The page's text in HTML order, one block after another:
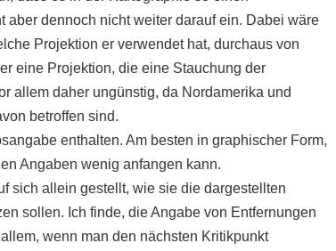
dennoch nicht weiter darauf ein. Dabei wäre
Projektion er verwendet hat, durchaus von
eine Projektion, die eine Stauchung der
allem daher ungünstig, da Nordamerika und
betroffen sind.
enthalten. Am besten in graphischer Form,
Angaben wenig anfangen kann.
sich allein gestellt, wie sie die dargestellten
sollen. Ich finde, die Angabe von Entfernungen
wenn man den nächsten Kritikpunkt